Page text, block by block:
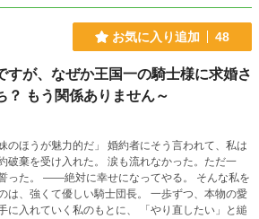
お気に入り追加 48
すが、なぜか王国一の騎士様に求婚さ
？ もう関係ありません～
のほうが魅力的だ」 婚約者にそう言われて、私は
破棄を受け入れた。 涙も流れなかった。ただ一
った。 ――絶対に幸せになってやる。 そんな私を
は、強くて優しい騎士団長。 一歩ずつ、本物の愛
に入れていく私のもとに、 「やり直したい」と縋